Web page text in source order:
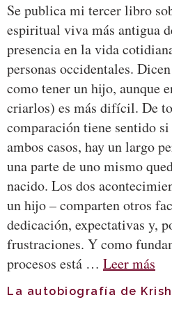
Se publica mi tercer libro
espiritual viva más antigua
presencia en la vida
personas occidentales.
como tener un hijo, aunque
criarlos) es más difícil. De
comparación tiene sentido
ambos casos, hay un largo
una parte de uno mismo
nacido. Los dos
un hijo – comparten otros
dedicación, expectativas y,
frustraciones. Y como
procesos está … Leer más
La autobiografía de